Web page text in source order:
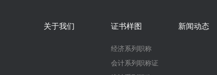
关于我们 证书样图
经济系列职称
会计系列职称证
新闻动态